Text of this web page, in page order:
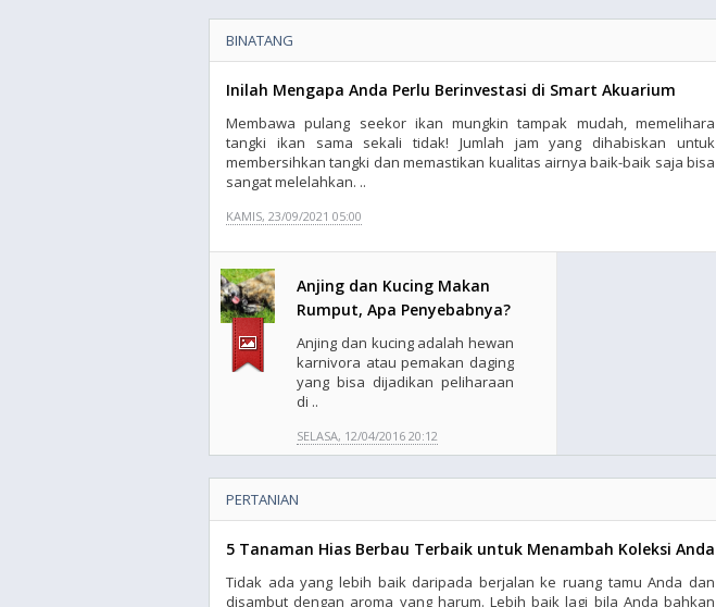
BINATANG
Inilah Mengapa Anda Perlu Berinvestasi di Smart Akuarium
Membawa pulang seekor ikan mungkin tampak mudah, memelihara
tangki ikan sama sekali tidak! Jumlah jam yang dihabiskan untuk
membersihkan tangki dan memastikan kualitas airnya baik-baik saja bisa
sangat melelahkan. ..
KAMIS, 23/09/2021 05:00
Anjing dan Kucing Makan
Rumput, Apa Penyebabnya?
Anjing dan kucing adalah hewan
karnivora atau pemakan daging
yang bisa dijadikan peliharaan
di ..
SELASA, 12/04/2016 20:12
PERTANIAN
5 Tanaman Hias Berbau Terbaik untuk Menambah Koleksi Anda
Tidak ada yang lebih baik daripada berjalan ke ruang tamu Anda dan
disambut dengan aroma yang harum. Lebih baik lagi bila Anda bahkan